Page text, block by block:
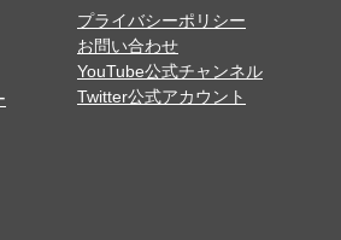
プライバシーポリシー
お問い合わせ
YouTube公式チャンネル
Twitter公式アカウント